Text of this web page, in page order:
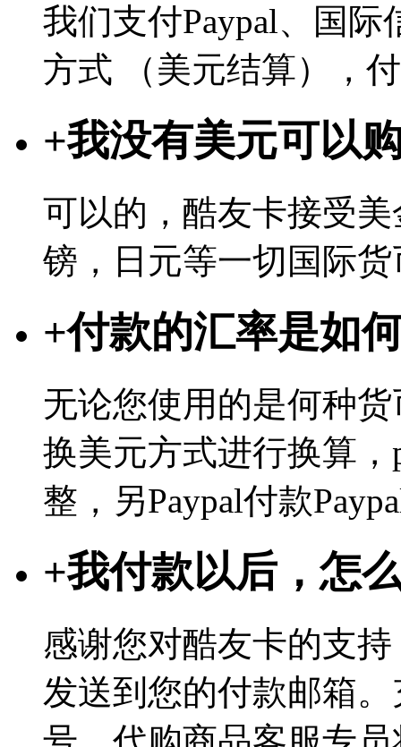
我们支付Paypal、国
方式 （美元结算），
+我没有美元可以
可以的，酷友卡接受
镑，日元等一切国际
+付款的汇率是如
无论您使用的是何种
换美元方式进行换算
整，另Paypal付款
+我付款以后，怎
感谢您对酷友卡的支
发送到您的付款邮箱